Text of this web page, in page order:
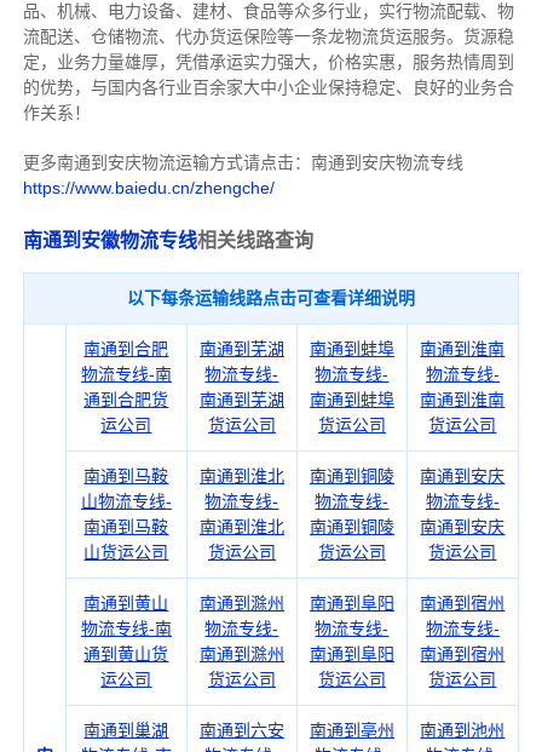
品、机械、电力设备、建材、食品等众多行业，实行物流配载、物
流配送、仓储物流、代办货运保险等一条龙物流货运服务。货源稳
定，业务力量雄厚，凭借承运实力强大，价格实惠，服务热情周到
的优势，与国内各行业百余家大中小企业保持稳定、良好的业务合
作关系！
更多南通到安庆物流运输方式请点击：南通到安庆物流专线
https://www.baiedu.cn/zhengche/
南通到安徽物流专线相关线路查询
以下每条运输线路点击可查看详细说明
南通到合肥
物流专线-南
通到合肥货
运公司
南通到芜湖
物流专线-
南通到芜湖
货运公司
南通到蚌埠
物流专线-
南通到蚌埠
货运公司
南通到淮南
物流专线-
南通到淮南
货运公司
南通到马鞍
山物流专线-
南通到马鞍
山货运公司
南通到淮北
物流专线-
南通到淮北
货运公司
南通到铜陵
物流专线-
南通到铜陵
货运公司
南通到安庆
物流专线-
南通到安庆
货运公司
南通到黄山
物流专线-南
通到黄山货
运公司
南通到滁州
物流专线-
南通到滁州
货运公司
南通到阜阳
物流专线-
南通到阜阳
货运公司
南通到宿州
物流专线-
南通到宿州
货运公司
南通到巢湖
南通到六安
南通到亳州
南通到池州